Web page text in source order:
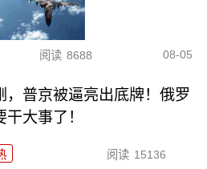
阅读 8688 08-05
，普京被逼亮出底牌！俄罗
干大事了！
阅读 15136